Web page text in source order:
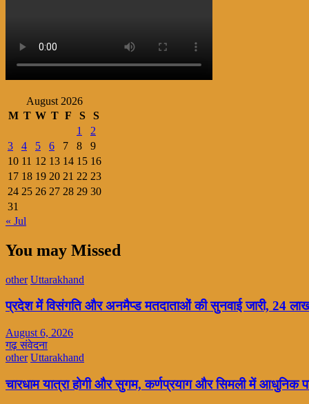
August 2026
M T W T F S
S
1
2
3
4 5 6 7 8
9
10 11 12 13 14 15 16
17 18 19 20 21 22 23
24 25 26 27 28 29 30
31
« Jul
You may Missed
other Uttarakhand
प्रदेश में विसंगति और अनमैप्ड मतदाताओं की सुनवाई जारी, 24
August 6, 2026
गढ़ संवेदना
other Uttarakhand
चारधाम यात्रा होगी और सुगम, कर्णप्रयाग और सिमली में आधुनिक